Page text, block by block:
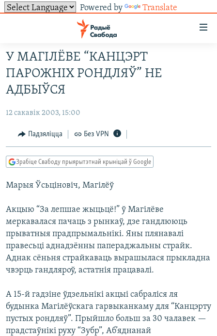
Powered by Translate
ўнівэрсальнага
доступу
Перайсьці
да
галоўнага
Перайсьці
галоўнай
Перайсьці
пошуку
УСЕ НАВІНЫ
ЛЮДЗІ
ПАЛІТЫКА
ВАЙНА
БЕЛАРУСЫ НА ВАЙНЕ
ПАЛІТВЯЗЬНІ
КУЛЬТУРА
ТОЛЬКІ НА СВАБОДЗЕ
БЛОГІ
ГІСТОРЫЯ НА СВАБОДЗЕ
КНІГІ
АЎДЫЁКНІГІ
PREMIUM
МОВА
НА ХВАЛЯХ СВАБОДЫ
СУВЯЗЬ
АБЫСЬЦІ БЛЯКАВАНЬНЕ
ПАДЗЯЛІЦЦА ІНФАРМАЦЫЯЙ
ПАДПІСАЦЦА
RSS
FACEBOOK
TWITTER
Усе сайты РС/РСЭ
У МАГІЛЁВЕ “КАНЦЭРТ
ПАРОЖНІХ РОНДЛЯЎ” НЕ
АДБЫЎСЯ
12 сакавік 2003, 15:00
Падзяліцца Без VPN
Зрабіце Свабоду прыярытэтнай крыніцай ў Google
Марыя Ўсьціновіч, Магілёў
Акцыю “За лепшае жыцьцё!” ў Магілёве
меркавалася пачаць з рынкаў, дзе гандлююць
прыватныя прадпрымальнікі. Яны плянавалі
правесьці аднадзённы папераджальны страйк.
Аднак сёньня страйкаваць вырашылася прыкладна
чвэрць гандляроў, астатнія працавалі.
А 15-й гадзіне ўдзельнікі акцыі сабраліся ля
будынка Магілёўскага гарвыканкаму для “Канцэрту
пустых рондляў”. Прыйшло больш за 30 чалавек —
прадстаўнікі руху “Зубр”, Аб’яднанай